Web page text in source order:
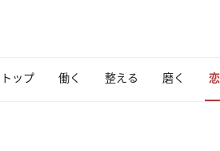
トップ 働く 整える 磨く